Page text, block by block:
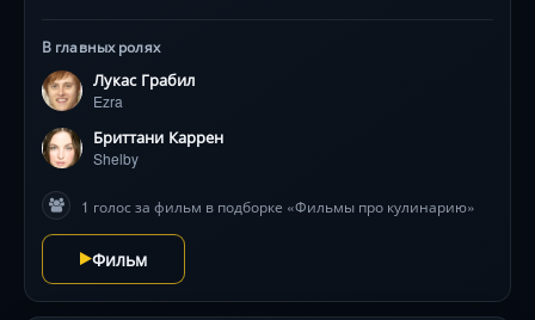
удержать свой дар под контролем. Школа становится
местом чрезвычайных продуктовых бедствий . Эзре
предстоит решить, откажется ли он навсегда от
своего дара или станет жить по новому в роли
«Повелителя Еды»
В главных ролях
Лукас Грабил
Ezra
Бриттани Каррен
Shelby
1 голос за фильм в подборке «Фильмы про кулинарию»
Фильм